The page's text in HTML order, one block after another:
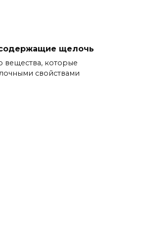
щелочь
вещества, которые
свойствами